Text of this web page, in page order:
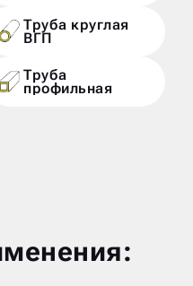
Труба круглая
ВГП
Труба
профильная